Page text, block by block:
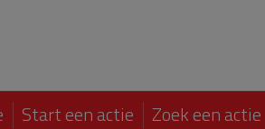
Start een actie Zoek een actie